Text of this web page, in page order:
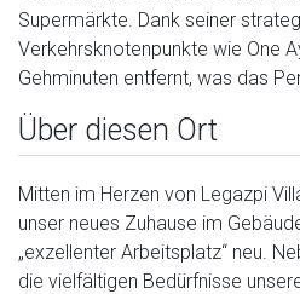
Supermärkte. Dank seiner
Verkehrsknotenpunkte wie One
Gehminuten entfernt, was das
Über diesen Ort
Mitten im Herzen von Legazpi
unser neues Zuhause im
„exzellenter Arbeitsplatz“ neu.
die vielfältigen Bedürfnisse